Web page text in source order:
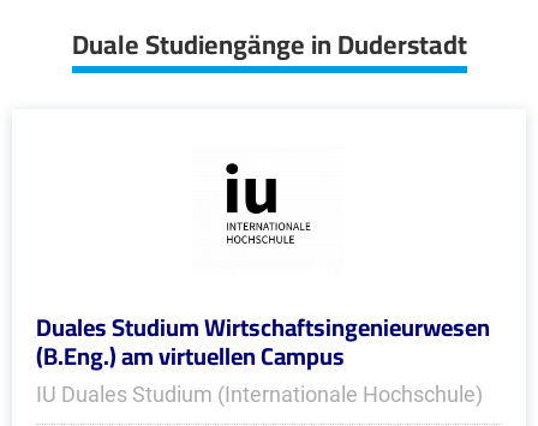
Duale Studiengänge in Duderstadt
Duales Studium Wirtschaftsingenieurwesen
(B.Eng.) am virtuellen Campus
IU Duales Studium (Internationale Hochschule)